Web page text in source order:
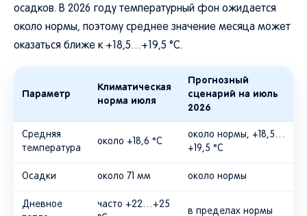
осадков. В 2026 году температурный фон ожидается
около нормы, поэтому среднее значение месяца может
оказаться ближе к +18,5…+19,5 °C.
Параметр
Климатическая
норма июля
Прогнозный
сценарий на июль
2026
Средняя
температура
около +18,6 °C
около нормы, +18,5…
+19,5 °C
Осадки около 71 мм около нормы
Дневное
часто +22…+25
в пределах нормы